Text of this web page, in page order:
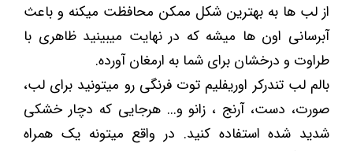
از لب ها به بهترین شکل ممکن محافظت میکنه و باعث
آبرسانی اون ها میشه که در نهایت میبینید ظاهری با
طراوت و درخشان برای شما به ارمغان آورده.
بالم لب تندرکر اوریفلیم توت فرنگی رو میتونید برای لب،
صورت، دست، آرنج ، زانو و... هرجایی که دچار خشکی
شدید شده استفاده کنید. در واقع میتونه یک همراه